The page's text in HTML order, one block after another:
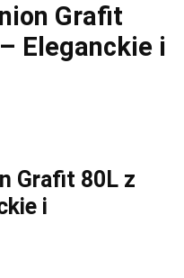
Grafit
Eleganckie i
Grafit 80L z
i